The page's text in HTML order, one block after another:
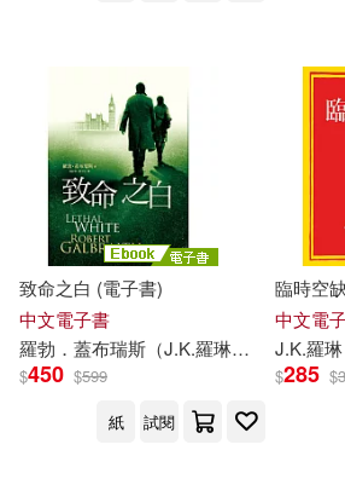
致命之白 (電子書)
中文電子書
羅勃．蓋布瑞斯（J.K.羅琳） 林靜華
$450 $599
紙
試閱
臨時空
中文電
J.K.羅琳
$285 $